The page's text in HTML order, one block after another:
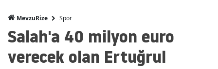
MevzuRize Spor
Salah'a 40 milyon euro
verecek olan Ertuğrul